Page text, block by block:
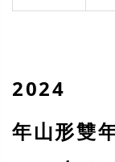
2024
年山形雙